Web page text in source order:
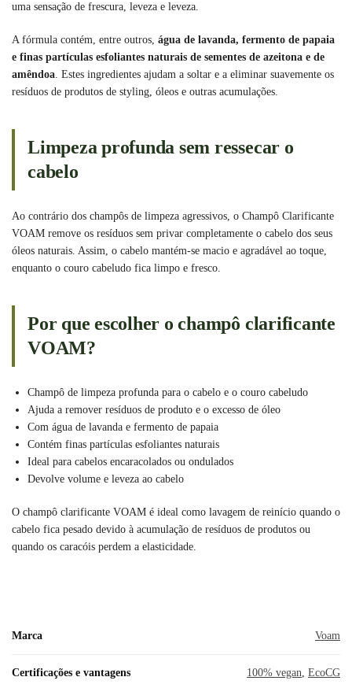
uma sensação de frescura, leveza e leveza.
A fórmula contém, entre outros, água de lavanda, fermento de papaia
e finas partículas esfoliantes naturais de sementes de azeitona e de
amêndoa . Estes ingredientes ajudam a soltar e a eliminar suavemente os
resíduos de produtos de styling, óleos e outras acumulações.
Limpeza profunda sem ressecar o
cabelo
Ao contrário dos champôs de limpeza agressivos, o Champô Clarificante
VOAM remove os resíduos sem privar completamente o cabelo dos seus
óleos naturais. Assim, o cabelo mantém-se macio e agradável ao toque,
enquanto o couro cabeludo fica limpo e fresco.
Por que escolher o champô clarificante
VOAM?
Champô de limpeza profunda para o cabelo e o couro cabeludo
Ajuda a remover resíduos de produto e o excesso de óleo
Com água de lavanda e fermento de papaia
Contém finas partículas esfoliantes naturais
Ideal para cabelos encaracolados ou ondulados
Devolve volume e leveza ao cabelo
O champô clarificante VOAM é ideal como lavagem de reinício quando o
cabelo fica pesado devido à acumulação de resíduos de produtos ou
quando os caracóis perdem a elasticidade.
Marca Voam
Certificações e vantagens 100% vegan, EcoCG